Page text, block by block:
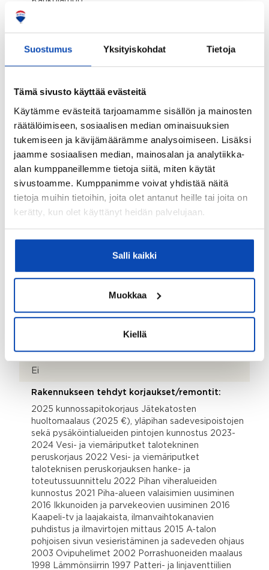
Suostumus Yksityiskohdat Tietoja
Tämä sivusto käyttää evästeitä
Käytämme evästeitä tarjoamamme sisällön ja mainosten
räätälöimiseen, sosiaalisen median ominaisuuksien
tukemiseen ja kävijämäärämme analysoimiseen. Lisäksi
jaamme sosiaalisen median, mainosalan ja analytiikka-
alan kumppaneillemme tietoja siitä, miten käytät
sivustoamme. Kumppanimme voivat yhdistää näitä
tietoja muihin tietoihin, joita olet antanut heille tai joita on
kerätty, kun olet käyttänyt heidän palvelujaan.
Salli kaikki
Muokkaa
Kiellä
Taloyhtiössä on:
Kaapeli-tv, mankeli, pesutupa, askarteluhuone,
väestönsuoja, urheiluvälinevarasto, kuivaushuone ja
jäähdytetty kellari
Sähköpistokepaikkoja:
60 kpl
Onko kohteesta energiatodistusta?:
Energialuokka:
Kunnossapitotarveselvitys tehty:
Asbestikartoitus:
Ei
Rakennukseen tehdyt korjaukset/remontit:
2025 kunnossapitokorjaus Jätekatosten
huoltomaalaus (2025 €), yläpihan sadevesipoistojen
sekä pysäköintialueiden pintojen kunnostus 2023-
2024 Vesi- ja viemäriputket talotekninen
peruskorjaus 2022 Vesi- ja viemäriputket
taloteknisen peruskorjauksen hanke- ja
toteutussuunnittelu 2022 Pihan viheralueiden
kunnostus 2021 Piha-alueen valaisimien uusiminen
2016 Ikkunoiden ja parvekeovien uusiminen 2016
Kaapeli-tv ja laajakaista, ilmanvaihtokanavien
puhdistus ja ilmavirtojen mittaus 2015 A-talon
pohjoisen sivun vesieristäminen ja sadeveden ohjaus
2003 Ovipuhelimet 2002 Porrashuoneiden maalaus
1998 Lämmönsiirrin 1997 Patteri- ja linjaventtiilien